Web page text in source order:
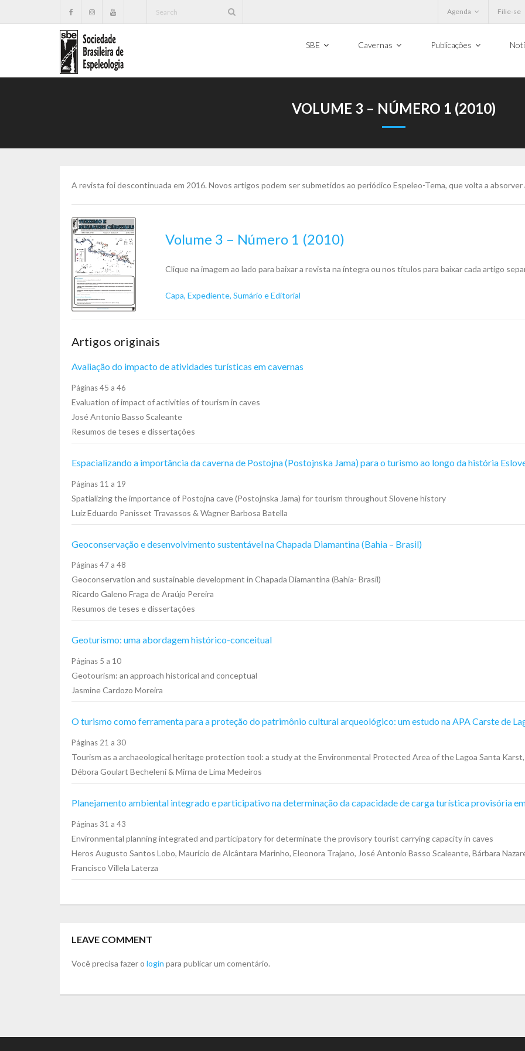
Agenda Filie-se
SBE Cavernas Publicações
VOLUME 3 – NÚMERO 1 (2010)
A revista foi descontinuada em 2016. Novos artigos podem ser submetidos ao periódico Espeleo-Tema, que volta a
Volume 3 – Número 1 (2010)
Clique na imagem ao lado para baixar a revista na íntegra ou nos títulos para baixar cada artigo
Capa, Expediente, Sumário e Editorial
Artigos originais
Avaliação do impacto de atividades turísticas em cavernas
Páginas 45 a 46
Evaluation of impact of activities of tourism in caves
José Antonio Basso Scaleante
Resumos de teses e dissertações
Espacializando a importância da caverna de Postojna (Postojnska Jama) para o turismo ao longo da história
Páginas 11 a 19
Spatializing the importance of Postojna cave (Postojnska Jama) for tourism throughout Slovene history
Luiz Eduardo Panisset Travassos & Wagner Barbosa Batella
Geoconservação e desenvolvimento sustentável na Chapada Diamantina (Bahia – Brasil)
Páginas 47 a 48
Geoconservation and sustainable development in Chapada Diamantina (Bahia- Brasil)
Ricardo Galeno Fraga de Araújo Pereira
Resumos de teses e dissertações
Geoturismo: uma abordagem histórico-conceitual
Páginas 5 a 10
Geotourism: an approach historical and conceptual
Jasmine Cardozo Moreira
O turismo como ferramenta para a proteção do patrimônio cultural arqueológico: um estudo na APA Carste de
Páginas 21 a 30
Tourism as a archaeological heritage protection tool: a study at the Environmental Protected Area of the Lagoa Santa Karst,
Débora Goulart Becheleni & Mirna de Lima Medeiros
Planejamento ambiental integrado e participativo na determinação da capacidade de carga turística provisória
Páginas 31 a 43
Environmental planning integrated and participatory for determinate the provisory tourist carrying capacity in caves
Heros Augusto Santos Lobo, Maurício de Alcântara Marinho, Eleonora Trajano, José Antonio Basso Scaleante, Bárbara
Francisco Villela Laterza
LEAVE COMMENT
Você precisa fazer o login para publicar um comentário.